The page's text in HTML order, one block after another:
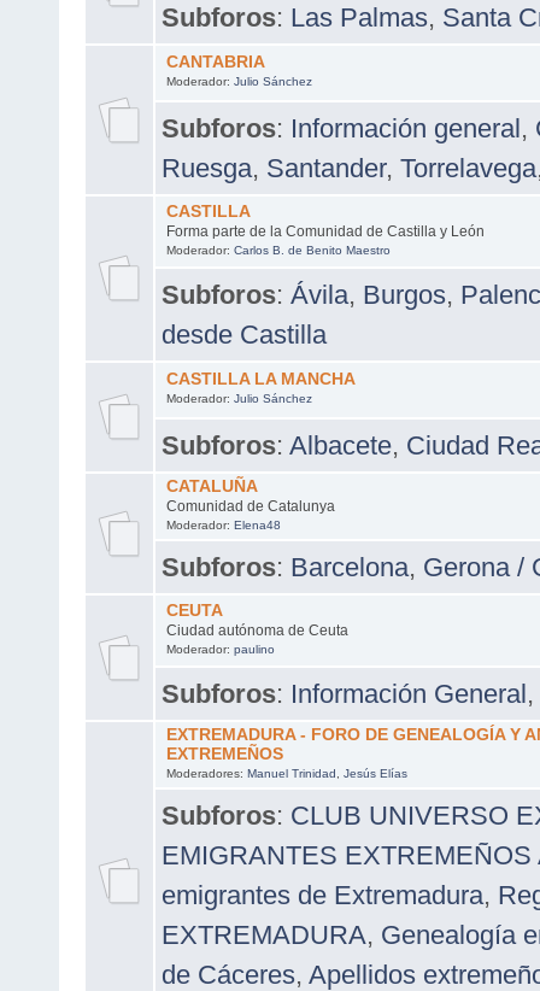
Subforos: Las Palmas, Santa
CANTABRIA
Moderador: Julio Sánchez
Subforos: Información general,
Ruesga, Santander, Torrelavega
CASTILLA
Forma parte de la Comunidad de Castilla y León
Moderador: Carlos B. de Benito Maestro
Subforos: Ávila, Burgos,
desde Castilla
CASTILLA LA MANCHA
Moderador: Julio Sánchez
Subforos: Albacete, Ciudad
CATALUÑA
Comunidad de Catalunya
Moderador: Elena48
Subforos: Barcelona, Gerona /
CEUTA
Ciudad autónoma de Ceuta
Moderador: paulino
Subforos: Información General,
EXTREMADURA - FORO DE GENEALOGÍA Y
EXTREMEÑOS
Moderadores: Manuel Trinidad Jesús Elías
Subforos: CLUB UNIVERSO
EMIGRANTES EXTREMEÑOS
emigrantes de Extremadura,
EXTREMADURA, Genealogía
de Cáceres, Apellidos